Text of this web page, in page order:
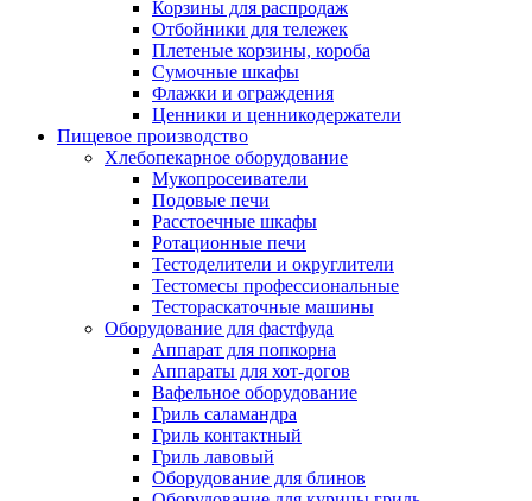
Корзины для распродаж
Отбойники для тележек
Плетеные корзины, короба
Сумочные шкафы
Флажки и ограждения
Ценники и ценникодержатели
Пищевое производство
Хлебопекарное оборудование
Мукопросеиватели
Подовые печи
Расстоечные шкафы
Ротационные печи
Тестоделители и округлители
Тестомесы профессиональные
Тестораскаточные машины
Оборудование для фастфуда
Аппарат для попкорна
Аппараты для хот-догов
Вафельное оборудование
Гриль саламандра
Гриль контактный
Гриль лавовый
Оборудование для блинов